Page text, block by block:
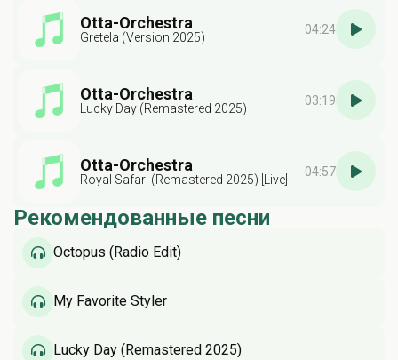
Otta-Orchestra
Gretela (Version 2025)
04:24
Otta-Orchestra
Lucky Day (Remastered 2025)
03:19
Otta-Orchestra
Royal Safari (Remastered 2025) [Live]
04:57
Рекомендованные песни
Octopus (Radio Edit)
My Favorite Styler
Lucky Day (Remastered 2025)